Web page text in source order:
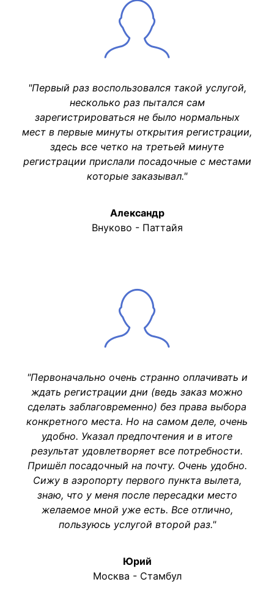
"Первый раз воспользовался такой услугой,
несколько раз пытался сам
зарегистрироваться не было нормальных
мест в первые минуты открытия регистрации,
здесь все четко на третьей минуте
регистрации прислали посадочные с местами
которые заказывал."
Александр
Внуково - Паттайя
"Первоначально очень странно оплачивать и
ждать регистрации дни (ведь заказ можно
сделать заблаговременно) без права выбора
конкретного места. Но на самом деле, очень
удобно. Указал предпочтения и в итоге
результат удовлетворяет все потребности.
Пришёл посадочный на почту. Очень удобно.
Сижу в аэропорту первого пункта вылета,
знаю, что у меня после пересадки место
желаемое мной уже есть. Все отлично,
пользуюсь услугой второй раз."
Юрий
Москва - Стамбул